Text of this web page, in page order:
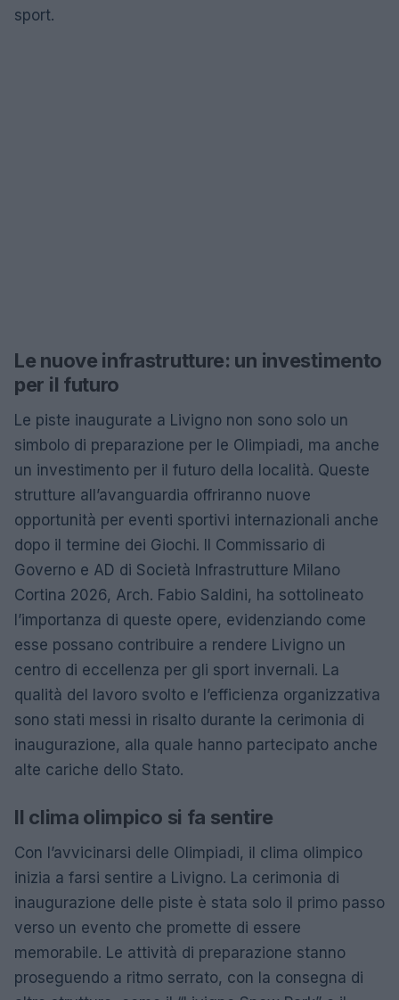
sport.
Le nuove infrastrutture: un investimento
per il futuro
Le piste inaugurate a Livigno non sono solo un
simbolo di preparazione per le Olimpiadi, ma anche
un investimento per il futuro della località. Queste
strutture all’avanguardia offriranno nuove
opportunità per eventi sportivi internazionali anche
dopo il termine dei Giochi. Il Commissario di
Governo e AD di Società Infrastrutture Milano
Cortina 2026, Arch. Fabio Saldini, ha sottolineato
l’importanza di queste opere, evidenziando come
esse possano contribuire a rendere Livigno un
centro di eccellenza per gli sport invernali. La
qualità del lavoro svolto e l’efficienza organizzativa
sono stati messi in risalto durante la cerimonia di
inaugurazione, alla quale hanno partecipato anche
alte cariche dello Stato.
Il clima olimpico si fa sentire
Con l’avvicinarsi delle Olimpiadi, il clima olimpico
inizia a farsi sentire a Livigno. La cerimonia di
inaugurazione delle piste è stata solo il primo passo
verso un evento che promette di essere
memorabile. Le attività di preparazione stanno
proseguendo a ritmo serrato, con la consegna di